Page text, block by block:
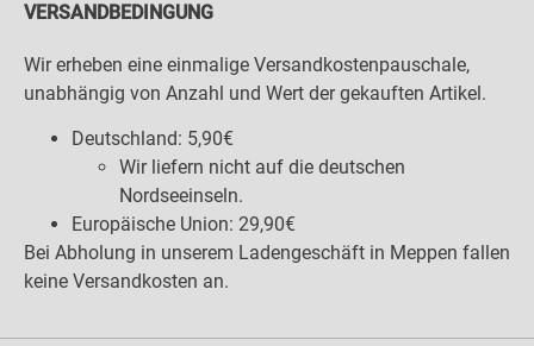
VERSANDBEDINGUNG
Wir erheben eine einmalige Versandkostenpauschale,
unabhängig von Anzahl und Wert der gekauften Artikel.
Deutschland: 5,90€
Wir liefern nicht auf die deutschen
Nordseeinseln.
Europäische Union: 29,90€
Bei Abholung in unserem Ladengeschäft in Meppen fallen
keine Versandkosten an.